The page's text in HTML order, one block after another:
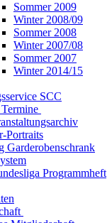
Sommer 2009
Winter 2008/09
Sommer 2008
Winter 2007/08
Sommer 2007
Winter 2014/15
SCC
Portraits
Garderobenschrank
Programmheft